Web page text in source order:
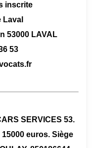
inscrite
Laval
53000 LAVAL
53
SERVICES 53.
euros. Siège